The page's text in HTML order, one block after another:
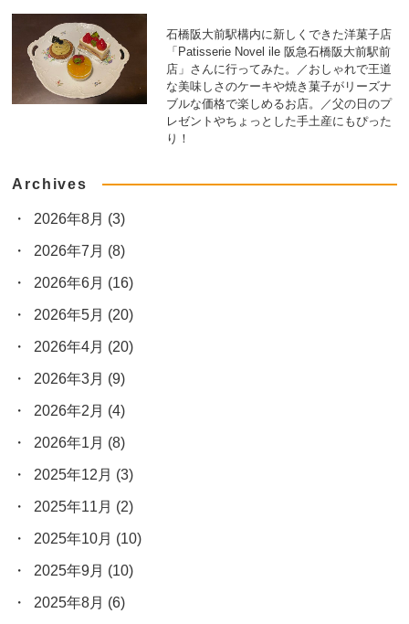
石橋阪大前駅構内に新しくできた洋菓子店
「Patisserie Novel ile 阪急石橋阪大前駅前
店」さんに行ってみた。／おしゃれで王道
な美味しさのケーキや焼き菓子がリーズナ
ブルな価格で楽しめるお店。／父の日のプ
レゼントやちょっとした手土産にもぴった
り！
Archives
2026年8月 (3)
2026年7月 (8)
2026年6月 (16)
2026年5月 (20)
2026年4月 (20)
2026年3月 (9)
2026年2月 (4)
2026年1月 (8)
2025年12月 (3)
2025年11月 (2)
2025年10月 (10)
2025年9月 (10)
2025年8月 (6)